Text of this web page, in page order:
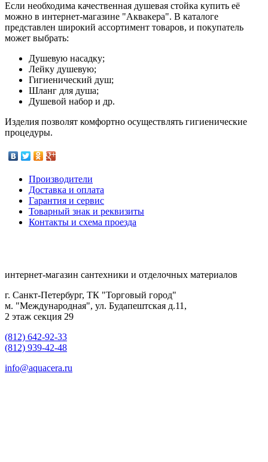
Если необходима качественная душевая стойка купить её
можно в интернет-магазине "Аквакера". В каталоге
представлен широкий ассортимент товаров, и покупатель
может выбрать:
Душевую насадку;
Лейку душевую;
Гигиенический душ;
Шланг для душа;
Душевой набор и др.
Изделия позволят комфортно осуществлять гигиенические
процедуры.
Производители
Доставка и оплата
Гарантия и сервис
Товарный знак и реквизиты
Контакты и схема проезда
интернет-магазин сантехники и отделочных материалов
г. Санкт-Петербург, ТК "Торговый город"
м. "Международная", ул. Будапештская д.11,
2 этаж секция 29
(812) 642-92-33
(812) 939-42-48
info@aquacera.ru